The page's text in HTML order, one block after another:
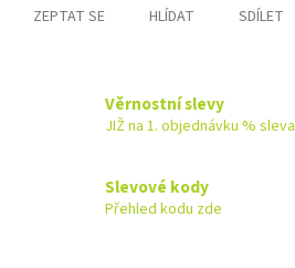
ZEPTAT SE HLÍDAT SDÍLET
Věrnostní slevy
JIŽ na 1. objednávku % sleva
Slevové kody
Přehled kodu zde